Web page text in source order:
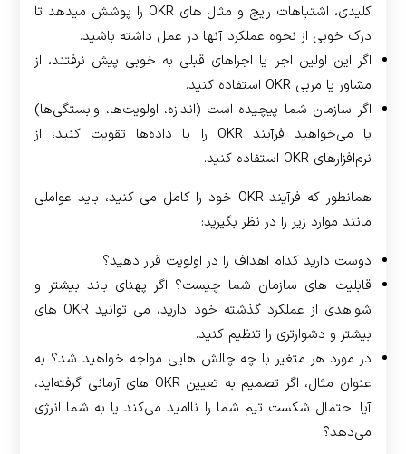
کلیدی، اشتباهات رایج و مثال های OKR را پوشش می­دهد تا
درک خوبی از نحوه عملکرد آنها در عمل داشته باشید.
اگر این اولین اجرا یا اجراهای قبلی به خوبی پیش نرفتند، از
مشاور یا مربی OKR استفاده کنید.
اگر سازمان شما پیچیده است (اندازه، اولویت‌ها، وابستگی‌ها)
یا می‌خواهید فرآیند OKR را با داده‌ها تقویت کنید، از
نرم‌افزارهای OKR استفاده کنید.
همانطور که فرآیند OKR خود را کامل می کنید، باید عواملی
مانند موارد زیر را در نظر بگیرید:
دوست دارید کدام اهداف را در اولویت قرار دهید؟
قابلیت های سازمان شما چیست؟ اگر پهنای باند بیشتر و
شواهدی از عملکرد گذشته خود دارید، می توانید OKR های
بیشتر و دشوارتری را تنظیم کنید.
در مورد هر متغیر با چه چالش هایی مواجه خواهید شد؟ به
عنوان مثال، اگر تصمیم به تعیین OKR های آرمانی گرفته‌اید،
آیا احتمال شکست تیم شما را ناامید می‌کند یا به شما انرژی
می‌دهد؟